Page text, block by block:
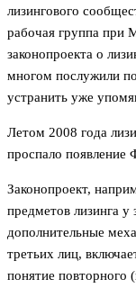
лизингового
рабочая группа при
законопроекта о
многом послужили
устранить уже
Летом 2008 года
проспало
Законопроект,
предметов лизинга у
дополнительные
третьих лиц,
понятие повторного